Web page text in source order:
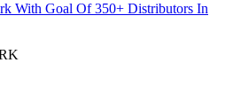
With Goal Of 350+ Distributors In